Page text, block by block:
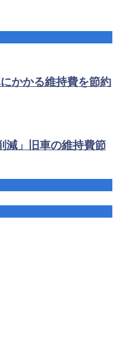
かかる維持費を節約
減」旧車の維持費節